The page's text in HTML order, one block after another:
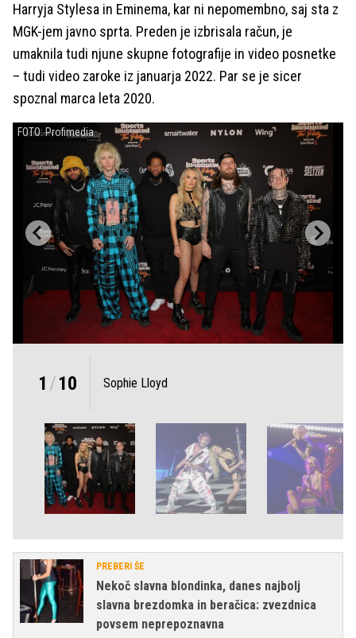
Harryja Stylesa in Eminema, kar ni nepomembno, saj sta z
MGK-jem javno sprta. Preden je izbrisala račun, je
umaknila tudi njune skupne fotografije in video posnetke
– tudi video zaroke iz januarja 2022. Par se je sicer
spoznal marca leta 2020.
FOTO: Profimedia
1 /10 Sophie Lloyd
PREBERI ŠE
Nekoč slavna blondinka, danes najbolj
slavna brezdomka in beračica: zvezdnica
povsem neprepoznavna